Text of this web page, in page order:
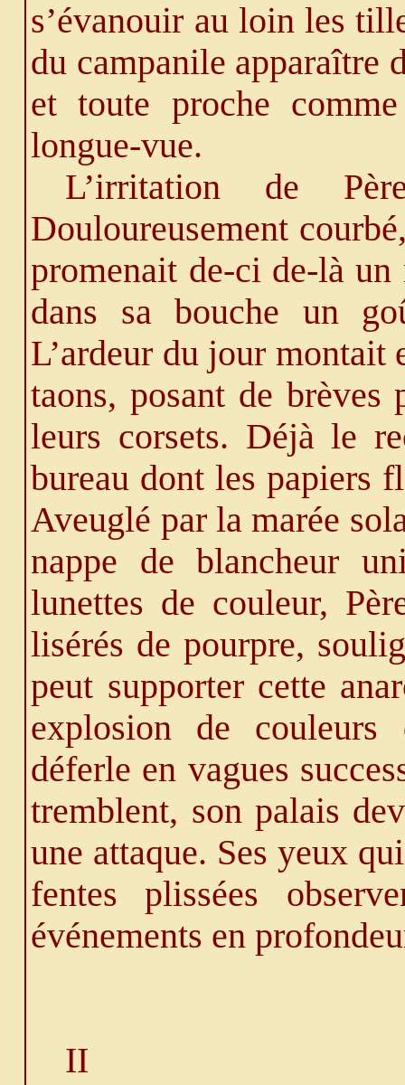
s’évanouir au loin les
du campanile apparaître
et toute proche
longue-vue.
L’irritation de
Douloureusement
promenait de-ci de-là
dans sa bouche un
L’ardeur du jour montait
taons, posant de
leurs corsets. Déjà le
bureau dont les papiers
Aveuglé par la marée
nappe de blancheur
lunettes de couleur,
lisérés de pourpre,
peut supporter cette
explosion de couleurs
déferle en vagues
tremblent, son palais
une attaque. Ses yeux
fentes plissées
événements en
II